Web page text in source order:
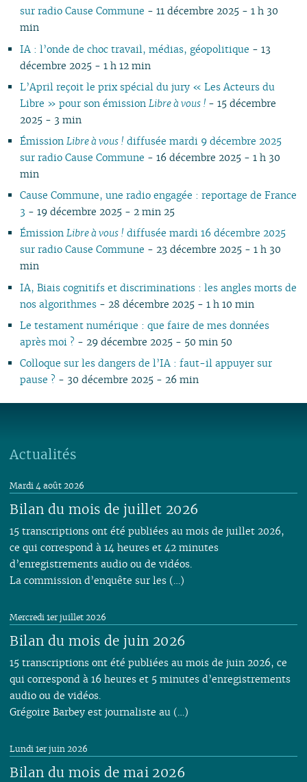
sur radio Cause Commune - 11 décembre 2025 - 1 h 30
min
IA : l’onde de choc travail, médias, géopolitique - 13
décembre 2025 - 1 h 12 min
L’April reçoit le prix spécial du jury « Les Acteurs du
Libre » pour son émission Libre à vous ! - 15 décembre
2025 - 3 min
Émission Libre à vous ! diffusée mardi 9 décembre 2025
sur radio Cause Commune - 16 décembre 2025 - 1 h 30
min
Cause Commune, une radio engagée : reportage de France
3 - 19 décembre 2025 - 2 min 25
Émission Libre à vous ! diffusée mardi 16 décembre 2025
sur radio Cause Commune - 23 décembre 2025 - 1 h 30
min
IA, Biais cognitifs et discriminations : les angles morts de
nos algorithmes- 28 décembre 2025 - 1 h 10 min
Le testament numérique : que faire de mes données
après moi ? - 29 décembre 2025 - 50 min 50
Colloque sur les dangers de l’IA : faut-il appuyer sur
pause ? - 30 décembre 2025 - 26 min
Actualités
Bilan du mois de juillet 2026
Mardi 4 août 2026
15 transcriptions ont été publiées au mois de juillet 2026,
ce qui correspond à 14 heures et 42 minutes
d’enregistrements audio ou de vidéos.
La commission d’enquête sur les (…)
Bilan du mois de juin 2026
Mercredi 1er juillet 2026
15 transcriptions ont été publiées au mois de juin 2026, ce
qui correspond à 16 heures et 5 minutes d’enregistrements
audio ou de vidéos.
Grégoire Barbey est journaliste au (…)
Bilan du mois de mai 2026
Lundi 1er juin 2026